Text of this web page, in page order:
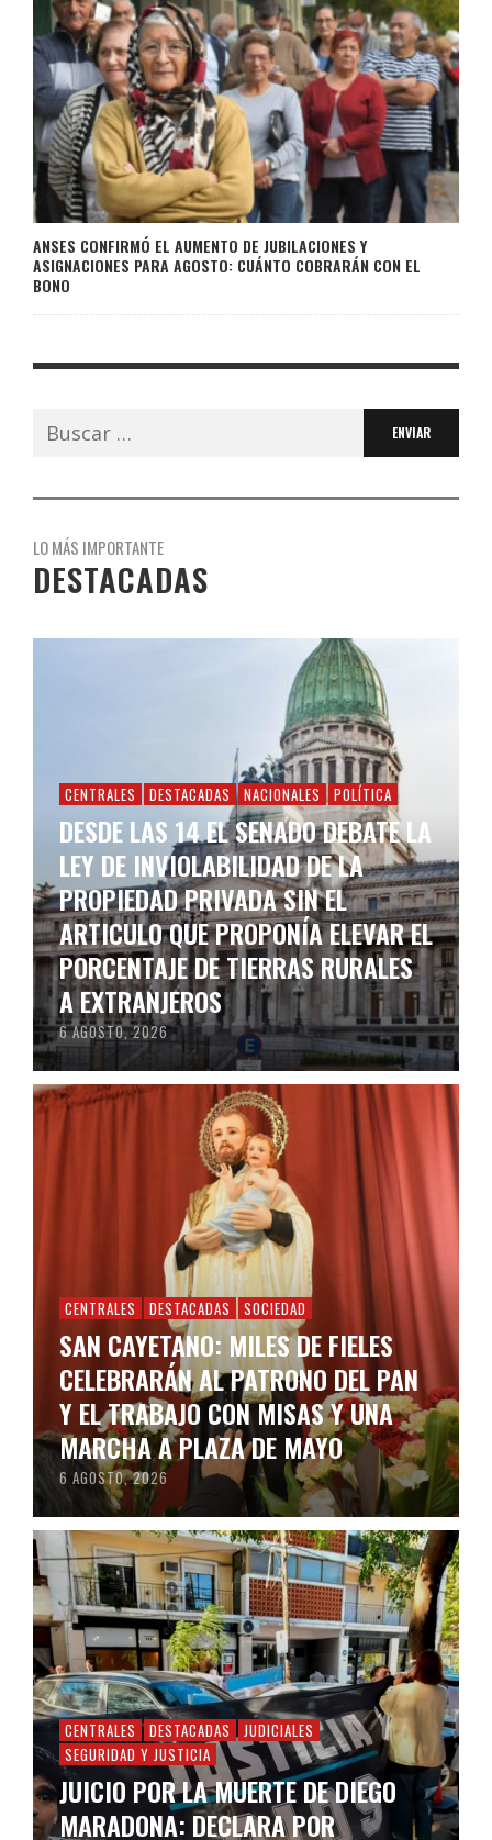
ANSES CONFIRMÓ EL AUMENTO DE JUBILACIONES Y
ASIGNACIONES PARA AGOSTO: CUÁNTO COBRARÁN CON EL
BONO
Buscar:
LO MÁS IMPORTANTE
DESTACADAS
CENTRALES DESTACADAS NACIONALES POLÍTICA
DESDE LAS 14 EL SENADO DEBATE LA
LEY DE INVIOLABILIDAD DE LA
PROPIEDAD PRIVADA SIN EL
ARTICULO QUE PROPONÍA ELEVAR EL
PORCENTAJE DE TIERRAS RURALES
A EXTRANJEROS
6 AGOSTO, 2026
CENTRALES DESTACADAS SOCIEDAD
SAN CAYETANO: MILES DE FIELES
CELEBRARÁN AL PATRONO DEL PAN
Y EL TRABAJO CON MISAS Y UNA
MARCHA A PLAZA DE MAYO
6 AGOSTO, 2026
CENTRALES DESTACADAS
JUDICIALES
SEGURIDAD Y JUSTICIA
JUICIO POR LA MUERTE DE DIEGO
MARADONA: DECLARA POR